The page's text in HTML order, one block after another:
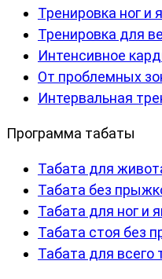
Тренировка ног и
Тренировка для
Интенсивное
От проблемных
Интервальная
Программа табаты
Табата для
Табата без
Табата для ног и
Табата стоя без
Табата для всего